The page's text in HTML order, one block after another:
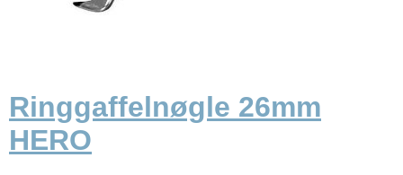
Ringgaffelnøgle 26mm
HERO